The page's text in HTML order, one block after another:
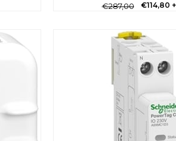
€114,80
€287,00